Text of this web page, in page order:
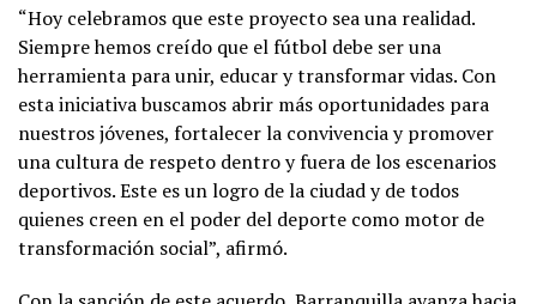
“Hoy celebramos que este proyecto sea una realidad.
Siempre hemos creído que el fútbol debe ser una
herramienta para unir, educar y transformar vidas. Con
esta iniciativa buscamos abrir más oportunidades para
nuestros jóvenes, fortalecer la convivencia y promover
una cultura de respeto dentro y fuera de los escenarios
deportivos. Este es un logro de la ciudad y de todos
quienes creen en el poder del deporte como motor de
transformación social”, afirmó.